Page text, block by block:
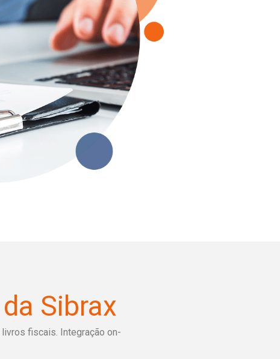
Sibrax
fiscais. Integração on-